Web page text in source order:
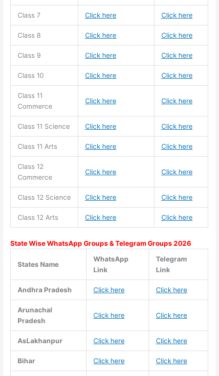
Class 7 Click here Click here
Class 8 Click here Click here
Class 9 Click here Click here
Class 10 Click here Click here
Class 11
Commerce
Click here Click here
Class 11 Science Click here Click here
Class 11 Arts Click here Click here
Class 12
Commerce
Click here Click here
Class 12 Science Click here Click here
Class 12 Arts Click here Click here
State Wise WhatsApp Groups & Telegram Groups 2026
States Name
WhatsApp
Link
Telegram
Link
Andhra Pradesh Click here Click here
Arunachal
Pradesh
Click here Click here
AsLakhanpur Click here Click here
Bihar Click here Click here